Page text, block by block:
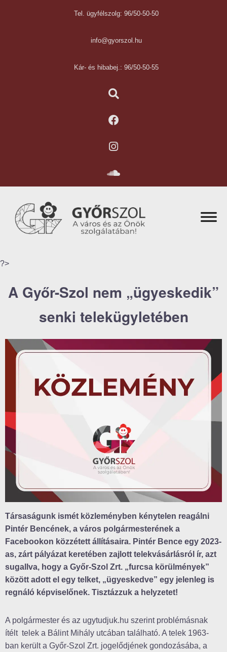
Tel. ügyfélszolg: 96/50-50-50
info@gyorszol.hu
Kár- és hibabej.: 96/50-50-55
?>
A Győr-Szol nem „ügyeskedik”
senki telekügyletében
Társaságunk ismét közleményben kénytelen reagálni
Pintér Bencének, a város polgármesterének a
Facebookon közzétett állításaira. Pintér Bence egy 2023-
as, zárt pályázat keretében zajlott telekvásárlásról ír, azt
sugallva, hogy a Győr-Szol Zrt. „furcsa körülmények”
között adott el egy telket, „ügyeskedve” egy jelenleg is
regnáló képviselőnek. Tisztázzuk a helyzetet!
A polgármester és az ugytudjuk.hu szerint problémásnak
ítélt telek a Bálint Mihály utcában található. A telek 1963-
ban került a Győr-Szol Zrt. jogelődjének gondozásába, a